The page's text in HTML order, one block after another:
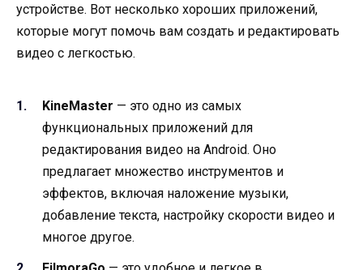
устройстве. Вот несколько хороших приложений,
которые могут помочь вам создать и редактировать
видео с легкостью.
KineMaster — это одно из самых
функциональных приложений для
редактирования видео на Android. Оно
предлагает множество инструментов и
эффектов, включая наложение музыки,
добавление текста, настройку скорости видео и
многое другое.